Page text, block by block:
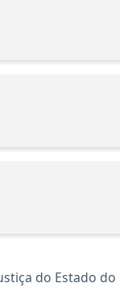
do Estado do